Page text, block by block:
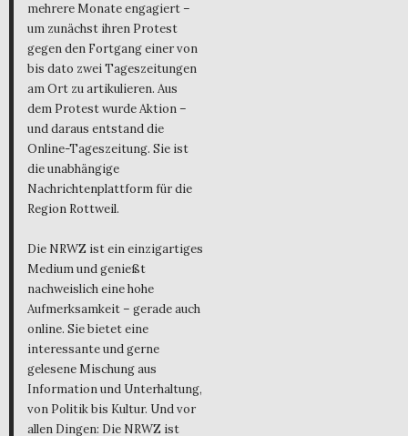
mehrere Monate engagiert –
um zunächst ihren Protest
gegen den Fortgang einer von
bis dato zwei Tageszeitungen
am Ort zu artikulieren. Aus
dem Protest wurde Aktion –
und daraus entstand die
Online-Tageszeitung. Sie ist
die unabhängige
Nachrichtenplattform für die
Region Rottweil.
Die NRWZ ist ein einzigartiges
Medium und genießt
nachweislich eine hohe
Aufmerksamkeit – gerade auch
online. Sie bietet eine
interessante und gerne
gelesene Mischung aus
Information und Unterhaltung,
von Politik bis Kultur. Und vor
allen Dingen: Die NRWZ ist